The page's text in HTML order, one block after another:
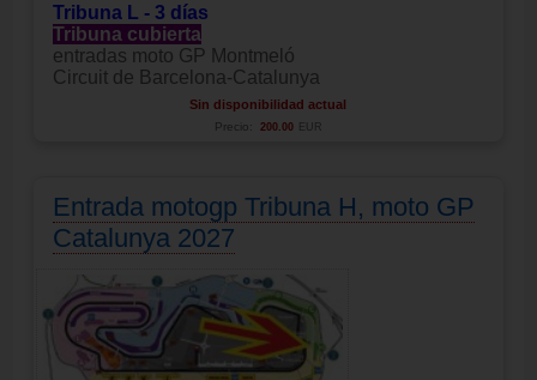
Tribuna L - 3 días
Tribuna cubierta
entradas moto GP Montmeló
Circuit de Barcelona-Catalunya
Sin disponibilidad actual
Precio: 200.00 EUR
Entrada motogp Tribuna H, moto GP
Catalunya 2027